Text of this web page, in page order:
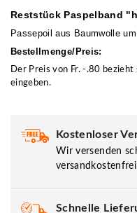
Reststück Paspelband
Passepoil aus Baumwolle
Bestellmenge/Preis:
Der Preis von Fr. -.80
eingeben.
Kostenloser
Wir versenden
Schnelle